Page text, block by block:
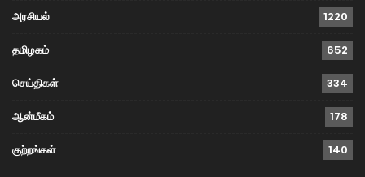
அரசியல் 1220
தமிழகம் 652
செய்திகள் 334
ஆன்மீகம் 178
குற்றங்கள் 140